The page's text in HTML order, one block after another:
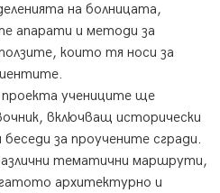
на болницата,
апарати и методи за
които тя носи за
проекта учениците ще
включващ исторически
беседи за проучените сгради.
тематични маршрути,
архитектурно и